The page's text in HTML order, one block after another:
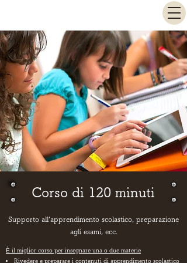
Corso di 120 minuti
​Supporto all'apprendimento scolastico, preparazione
agli esami, ecc.
È il miglior corso per insegnare una o due materie
Rivedere e preparare i contenuti di apprendimento scolastico